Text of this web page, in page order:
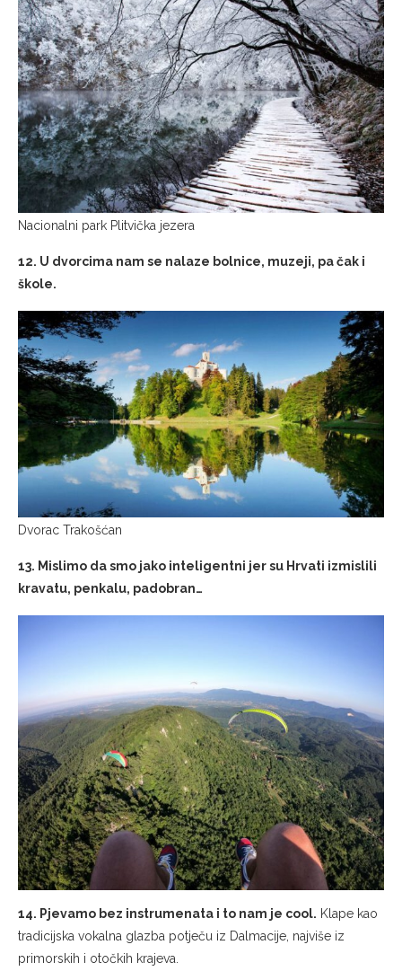
Nacionalni park Plitvička jezera
12. U dvorcima nam se nalaze bolnice, muzeji, pa čak i
Dvorac Trakošćan
13. Mislimo da smo jako inteligentni jer su Hrvati izmislili
14. Pjevamo bez instrumenata i to nam je cool.
Klape kao
primorskih i otočkih krajeva.